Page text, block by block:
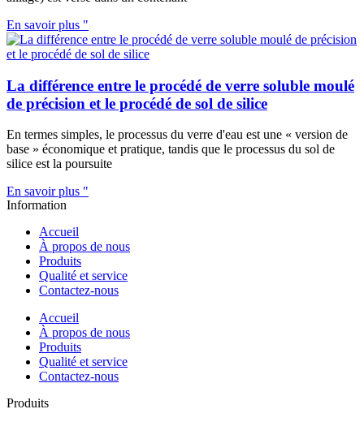
En savoir plus "
La différence entre le procédé de verre soluble moulé
de précision et le procédé de sol de silice
En termes simples, le processus du verre d'eau est une « version de
base » économique et pratique, tandis que le processus du sol de
silice est la poursuite
En savoir plus "
Information
Accueil
À propos de nous
Produits
Qualité et service
Contactez-nous
Accueil
À propos de nous
Produits
Qualité et service
Contactez-nous
Produits